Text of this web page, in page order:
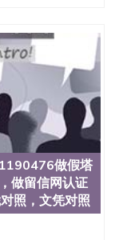
做假塔
做留信网认证
照，文凭对照